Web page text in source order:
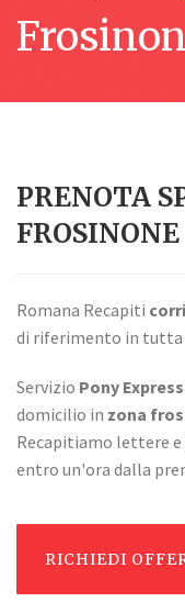
PRENOTA
FROSINONE
Romana Recapiti
di riferimento in tutta
Servizio Pony
domicilio in zona
Recapitiamo lettere e
entro un'ora dalla
RICHIEDI